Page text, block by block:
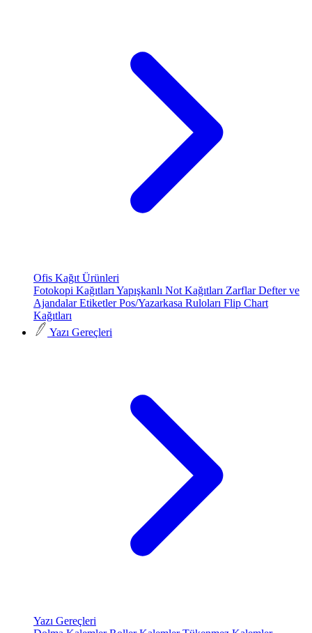
Ofis Kağıt Ürünleri
Fotokopi Kağıtları Yapışkanlı Not Kağıtları ZarflarDefter ve
AjandalarEtiketlerPos/Yazarkasa Ruloları Flip Chart
Kağıtları
Yazı Gereçleri
Yazı Gereçleri